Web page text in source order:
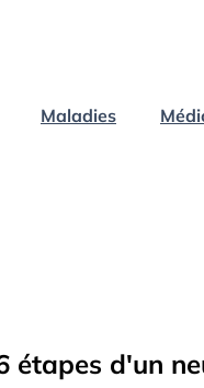
Maladies
étapes d'un